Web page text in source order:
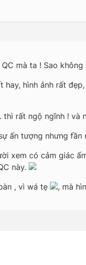
mà ta ! Sao
hay, hình ảnh rất
thì rất ngộ ngĩnh !
ấn tượng nhưng
xem có cảm giác
này.
, vì wá tẹ
, mà